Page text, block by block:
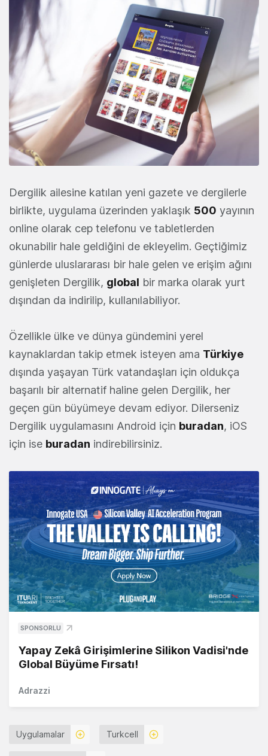
Dergilik ailesine katılan yeni gazete ve dergilerle
birlikte, uygulama üzerinden yaklaşık 500 yayının
online olarak cep telefonu ve tabletlerden
okunabilir hale geldiğini de ekleyelim. Geçtiğimiz
günlerde uluslararası bir hale gelen ve erişim ağını
genişleten Dergilik, global bir marka olarak yurt
dışından da indirilip, kullanılabiliyor.
Özellikle ülke ve dünya gündemini yerel
kaynaklardan takip etmek isteyen ama Türkiye
dışında yaşayan Türk vatandaşları için oldukça
başarılı bir alternatif haline gelen Dergilik, her
geçen gün büyümeye devam ediyor. Dilerseniz
Dergilik uygulamasını Android için buradan, iOS
için ise buradan indirebilirsiniz.
SPONSORLU
Yapay Zekâ Girişimlerine Silikon Vadisi'nde
Global Büyüme Fırsatı!
Adrazzi
Uygulamalar Turkcell